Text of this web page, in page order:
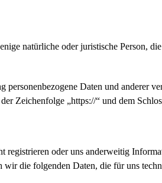
natürliche oder juristische Person,
personenbezogene Daten und
Zeichenfolge „https://“ und dem
oder uns anderweitig
die folgenden Daten, die für uns